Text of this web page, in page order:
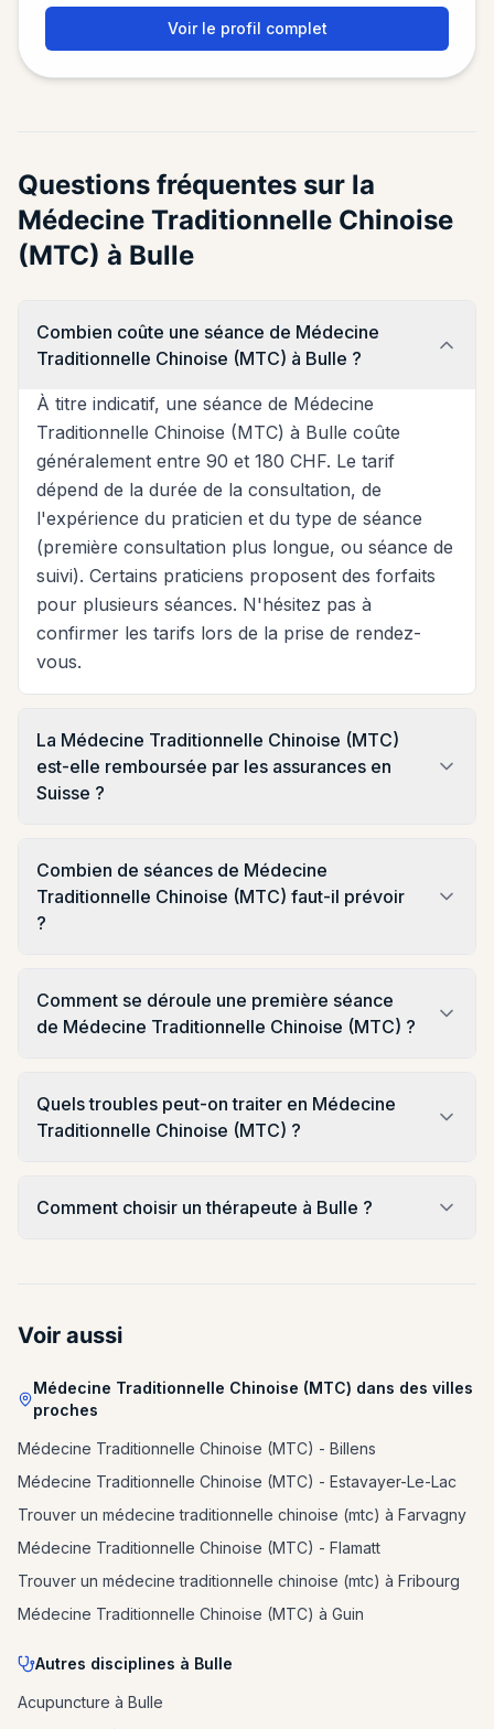
Voir le profil complet
Questions fréquentes sur la
Médecine Traditionnelle Chinoise
(MTC) à Bulle
Combien coûte une séance de Médecine
Traditionnelle Chinoise (MTC) à Bulle ?
À titre indicatif, une séance de Médecine
Traditionnelle Chinoise (MTC) à Bulle coûte
généralement entre 90 et 180 CHF. Le tarif
dépend de la durée de la consultation, de
l'expérience du praticien et du type de séance
(première consultation plus longue, ou séance de
suivi). Certains praticiens proposent des forfaits
pour plusieurs séances. N'hésitez pas à
confirmer les tarifs lors de la prise de rendez-
vous.
La Médecine Traditionnelle Chinoise (MTC)
est-elle remboursée par les assurances en
Suisse ?
Combien de séances de Médecine
Traditionnelle Chinoise (MTC) faut-il prévoir
?
Comment se déroule une première séance
de Médecine Traditionnelle Chinoise (MTC) ?
Quels troubles peut-on traiter en Médecine
Traditionnelle Chinoise (MTC) ?
Comment choisir un thérapeute à Bulle ?
Voir aussi
Médecine Traditionnelle Chinoise (MTC) dans des villes
proches
Médecine Traditionnelle Chinoise (MTC) - Billens
Médecine Traditionnelle Chinoise (MTC) - Estavayer-Le-Lac
Trouver un médecine traditionnelle chinoise (mtc) à Farvagny
Médecine Traditionnelle Chinoise (MTC) - Flamatt
Trouver un médecine traditionnelle chinoise (mtc) à Fribourg
Médecine Traditionnelle Chinoise (MTC) à Guin
Autres disciplines à Bulle
Acupuncture à Bulle